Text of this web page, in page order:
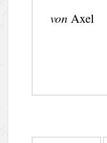
vonAxel